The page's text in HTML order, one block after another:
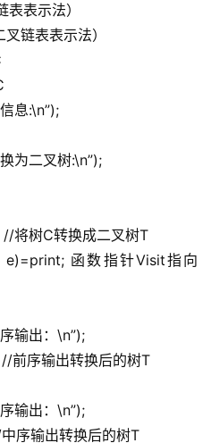
表示法）
链表表示法）
息:\n”);
为二叉树:\n”);
//将树C转换成二叉树T
e)=print; 函数指针Visit指向
输出：\n”);
前序输出转换后的树T
输出：\n”);
序输出转换后的树T